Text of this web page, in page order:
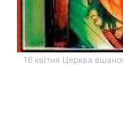
16 квітня Церква